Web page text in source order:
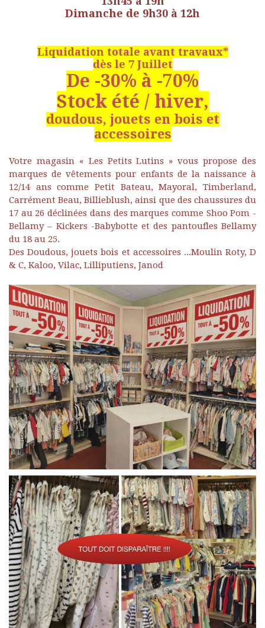
Dimanche de 9h30 à 12h
Liquidation totale avant travaux*
dès le 7 Juillet
De -30% à -70%
Stock été / hiver,
doudous, jouets en bois et
accessoires
Votre magasin « Les Petits Lutins » vous propose des
marques de vêtements pour enfants de la naissance à
12/14 ans comme Petit Bateau, Mayoral, Timberland,
Carrément Beau, Billieblush, ainsi que des chaussures du
17 au 26 déclinées dans des marques comme Shoo Pom -
Bellamy – Kickers -Babybotte et des pantoufles Bellamy
du 18 au 25.
Des Doudous, jouets bois et accessoires ...Moulin Roty, D
& C, Kaloo, Vilac, Lilliputiens, Janod